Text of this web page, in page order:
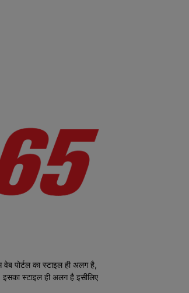
पोर्टल का स्टाइल ही अलग है,
स्टाइल ही अलग है इसीलिए